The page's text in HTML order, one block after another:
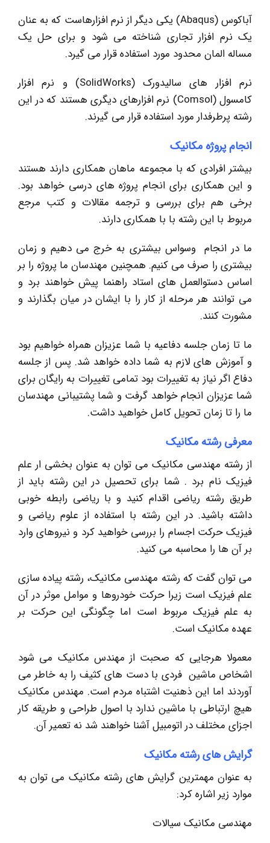
آباکوس (Abaqus) یکی دیگر از نرم افزارهاست که به عنان
یک نرم افزار تجاری شناخته می شود و برای حل یک
مساله المان محدود مورد استفاده قرار می گیرد.
نرم افزار های سالیدورک (SolidWorks) و نرم افزار
کامسول (Comsol) نرم افزارهای دیگری هستند که در این
رشته پرطرفدار مورد استفاده قرار می گیرند.
انجام پروژه مکانیک
بیشتر افرادی که با مجموعه ماهان همکاری دارند هستند
و این همکاری برای انجام پروژه های درسی خواهد بود.
برخی هم برای بررسی و ترجمه مقالات و کتب مرجع
مربوط با این رشته با با همکاری دارند.
ما در انجام وسواس بیشتری به خرج می دهیم و زمان
بیشتری را صرف می کنیم. همچنین مهندسان ما پروژه را بر
اساس دستوالعمل های استاد راهنما پیش خواهند برد و
می توانند هر مرحله از کار را با ایشان در میان بگذارند و
مشورت کنند.
ما تا زمان جلسه دفاعیه با شما عزیزان همراه خواهیم بود
و آموزش های لازم به شما داده خواهد شد. پس از جلسه
دفاع اگر نیاز به تغییرات بود تمامی تغییرات به رایگان برای
شما عزیزان انجام خواهد گرفت و شما پشتیبانی مهندسان
ما را تا زمان تحویل کامل خواهید داشت.
معرفی رشته مکانیک
از رشته مهندسی مکانیک می توان به عنوان بخشی ار علم
فیزیک نام برد . شما برای تحصیل در این رشته باید از
طریق رشته ریاضی اقدام کنید و با ریاضی رابطه خوبی
داشته باشید. در این رشته با استفاده از علوم ریاضی و
فیزیک حرکت اجسام را بررسی خواهید کرد و نیروهای وارد
بر آن ها را محاسبه می کنید.
می توان گفت که رشته مهندسی مکانیک، رشته پیاده سازی
علم فیزیک است زیرا حرکت خودروها و موامل موثر در آن
به علم فیزیک مربوط است اما چگونگی این حرکت بر
عهده مکانیک است.
معمولا هرجایی که صحبت از مهندس مکانیک می شود
اشخاص ماشین فردی با دست های کثیف را به خاطر می
آوردند اما این ذهنیت اشتباه مردم است. مهندس مکانیک
هیچ ارتباطی با ماشین ندارد با اصول طراحی و طریقه کار
اجزای مختلف در اتومبیل آشنا خواهند شد نه تعمیر آن.
گرایش های رشته مکانیک
به عنوان مهمترین گرایش های رشته مکانیک می توان به
موارد زیر اشاره کرد:
مهندسی مکانیک سیالات